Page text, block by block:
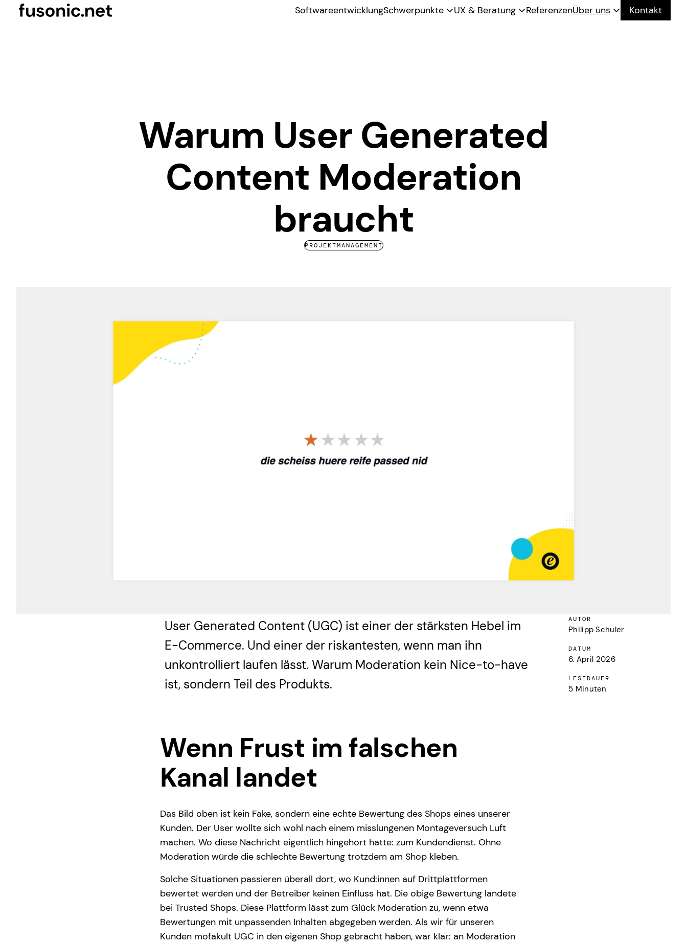
SoftwareentwicklungSchwerpunkte UX & Beratung ReferenzenÜber uns Kontakt
Warum User Generated
Content Moderation
braucht
PROJEKTMANAGEMENT
User Generated Content (UGC) ist einer der stärksten Hebel im
E-Commerce. Und einer der riskantesten, wenn man ihn
unkontrolliert laufen lässt. Warum Moderation kein Nice-to-have
ist, sondern Teil des Produkts.
AUTOR
Philipp Schuler
DATUM
6. April 2026
LESEDAUER
5 Minuten
Wenn Frust im falschen
Kanal landet
Das Bild oben ist kein Fake, sondern eine echte Bewertung des Shops eines unserer
Kunden. Der User wollte sich wohl nach einem misslungenen Montageversuch Luft
machen. Wo diese Nachricht eigentlich hingehört hätte: zum Kundendienst. Ohne
Moderation würde die schlechte Bewertung trotzdem am Shop kleben.
Solche Situationen passieren überall dort, wo Kund:innen auf Drittplattformen
bewertet werden und der Betreiber keinen Einfluss hat. Die obige Bewertung landete
bei Trusted Shops. Diese Plattform lässt zum Glück Moderation zu, wenn etwa
Bewertungen mit unpassenden Inhalten abgegeben werden. Als wir für unseren
Kunden mofakult UGC in den eigenen Shop gebracht haben, war klar: an Moderation